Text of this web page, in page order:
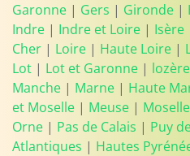
Garonne | Gers | Gironde |
Indre | Indre et Loire | Isère
Cher | Loire | Haute Loire |
Lot | Lot et Garonne | lozère
Manche | Marne | Haute
et Moselle | Meuse | Moselle
Orne | Pas de Calais | Puy
Atlantiques | Hautes